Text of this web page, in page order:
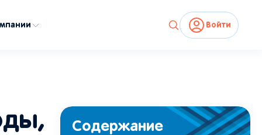
Войти
Содержание